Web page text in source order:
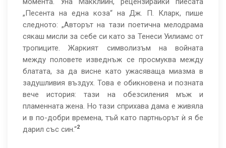
„Песента на една коза“ на Дж. П. Кларк, пише
следното: „Авторът на тази поетична мелодрама
сякаш мисли за себе си като за Тенеси Уилиамс от
тропиците. Жаркият символизъм на войната
между половете изведнъж се просмуква между
блатата, за да висне като ужасяваща миазма в
задушливия въздух. Това е обикновена и позната
вече история: тази на обезсиления мъж и
пламенната жена. Но тази сприхава дама е живяла
и в по-добри времена, тъй като партньорът ѝ я бе
дарил със син.“2